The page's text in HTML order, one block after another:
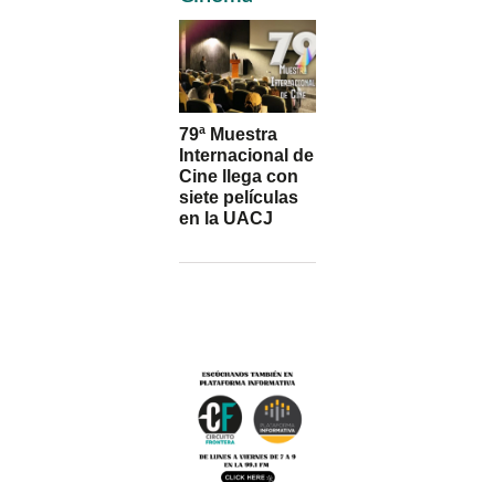
79ª Muestra
Internacional de
Cine llega con
siete películas
en la UACJ